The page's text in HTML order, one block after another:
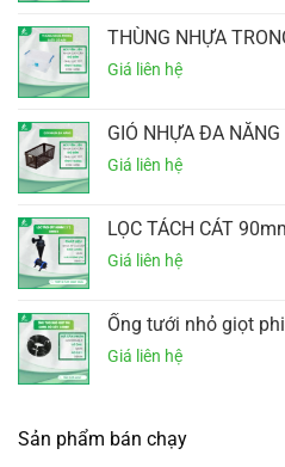
THÙNG NHỰA
GIỎ NHỰA ĐA NĂNG
LỌC TÁCH CÁT
Ống tưới nhỏ giọt
Sản phẩm bán chạy